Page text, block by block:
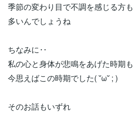
季節の変わり目で不調を感じる方も
多いんでしょうね
ちなみに‥
私の心と身体が悲鳴をあげた時期も
今思えばこの時期でした( ˘ω˘ ; )
そのお話もいずれ